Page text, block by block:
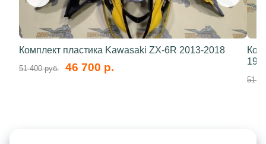
Комплект пластика Kawasaki ZX-6R 2013-2018
51 400 руб. 46 700 р.
51